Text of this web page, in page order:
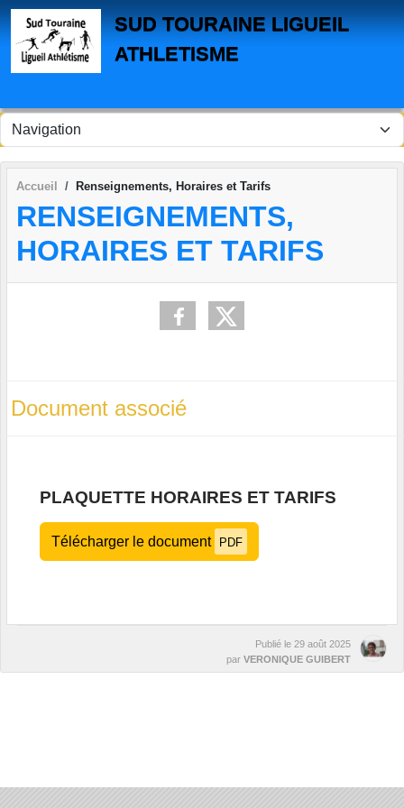
SUD TOURAINE LIGUEIL
ATHLETISME
Accueil Renseignements, Horaires et Tarifs
RENSEIGNEMENTS,
HORAIRES ET TARIFS
Document associé
PLAQUETTE HORAIRES ET TARIFS
Télécharger le document PDF
Publié le 29 août 2025
par VERONIQUE GUIBERT
Panneau de gestion des cookies